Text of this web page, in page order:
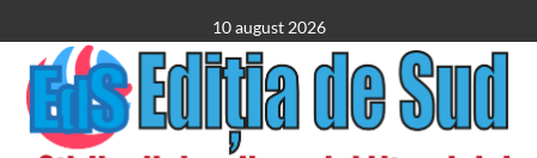
to
content
10 august 2026